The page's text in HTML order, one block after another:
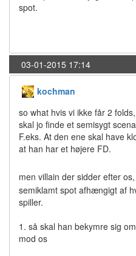
spot.
03-01-2015 17:14
kochman
so what hvis vi ikke får 2
skal jo finde et semisygt
F.eks. At den ene skal have
at han har et højere FD.
men villain der sidder efter
semiklamt spot afhængigt af
spiller.
1. så skal han bekymre sig
mod os